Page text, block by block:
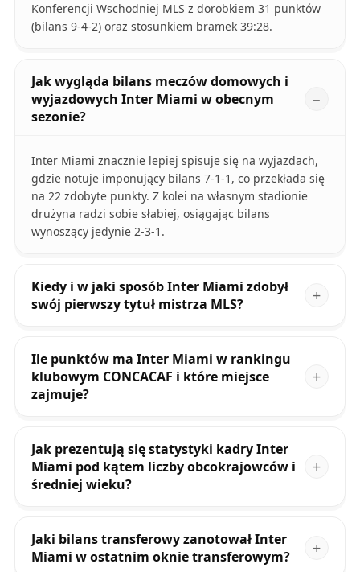
Konferencji Wschodniej MLS z dorobkiem 31 punktów
(bilans 9-4-2) oraz stosunkiem bramek 39:28.
Jak wygląda bilans meczów domowych i
wyjazdowych Inter Miami w obecnym
sezonie?
Inter Miami znacznie lepiej spisuje się na wyjazdach,
gdzie notuje imponujący bilans 7-1-1, co przekłada się
na 22 zdobyte punkty. Z kolei na własnym stadionie
drużyna radzi sobie słabiej, osiągając bilans
wynoszący jedynie 2-3-1.
Kiedy i w jaki sposób Inter Miami zdobył
swój pierwszy tytuł mistrza MLS?
Ile punktów ma Inter Miami w rankingu
klubowym CONCACAF i które miejsce
zajmuje?
Jak prezentują się statystyki kadry Inter
Miami pod kątem liczby obcokrajowców i
średniej wieku?
Jaki bilans transferowy zanotował Inter
Miami w ostatnim oknie transferowym?